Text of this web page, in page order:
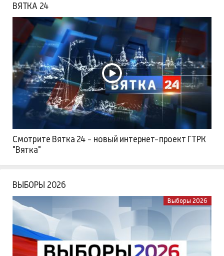
ВЯТКА 24
Смотрите Вятка 24 - новый интернет-проект ГТРК
"Вятка"
ВЫБОРЫ 2026
Выборы 2026